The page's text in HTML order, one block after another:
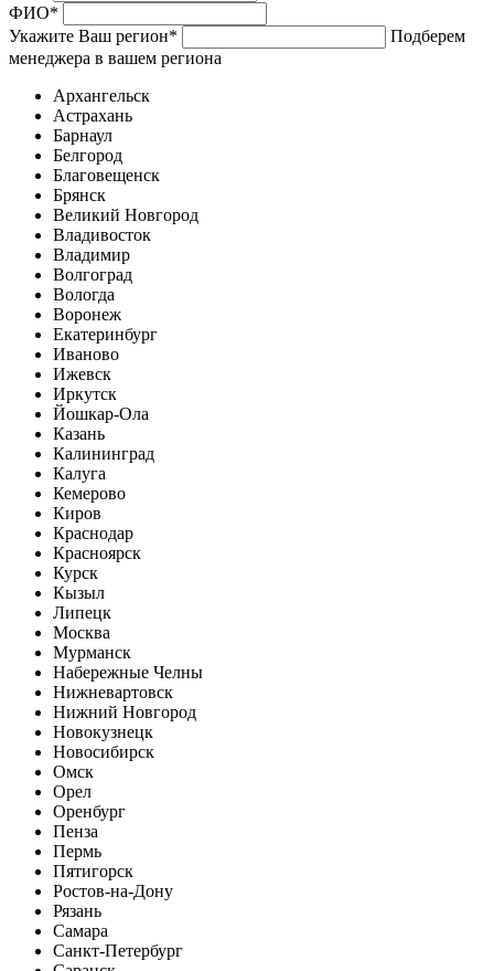
ФИО*
Укажите Ваш регион*
Подберем
менеджера в вашем региона
Архангельск
Астрахань
Барнаул
Белгород
Благовещенск
Брянск
Великий Новгород
Владивосток
Владимир
Волгоград
Вологда
Воронеж
Екатеринбург
Иваново
Ижевск
Иркутск
Йошкар-Ола
Казань
Калининград
Калуга
Кемерово
Киров
Краснодар
Красноярск
Курск
Кызыл
Липецк
Москва
Мурманск
Набережные Челны
Нижневартовск
Нижний Новгород
Новокузнецк
Новосибирск
Омск
Орел
Оренбург
Пенза
Пермь
Пятигорск
Ростов-на-Дону
Рязань
Самара
Санкт-Петербург